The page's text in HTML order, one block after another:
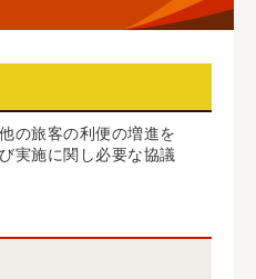
の旅客の利便の増進を
実施に関し必要な協議